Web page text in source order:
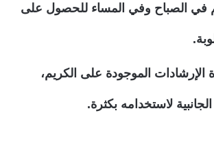
في الصباح وفي المساء للحصول على
الإرشادات الموجودة على الكريم،
لاستخدامه بكثرة.